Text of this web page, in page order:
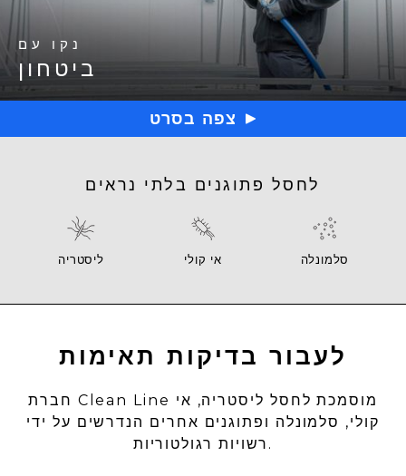
נקו עם
ביטחון
צפה בסרט
לחסל פתוגנים בלתי נראים
ליסטריה אי קולי סלמונלה
לעבור בדיקות תאימות
חברת Clean Line מוסמכת לחסל ליסטריה, אי
קולי, סלמונלה ופתוגנים אחרים הנדרשים על ידי
רשויות רגולטוריות.